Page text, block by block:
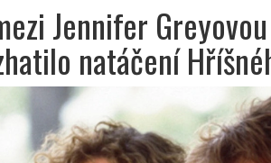
Jennifer
natáčení